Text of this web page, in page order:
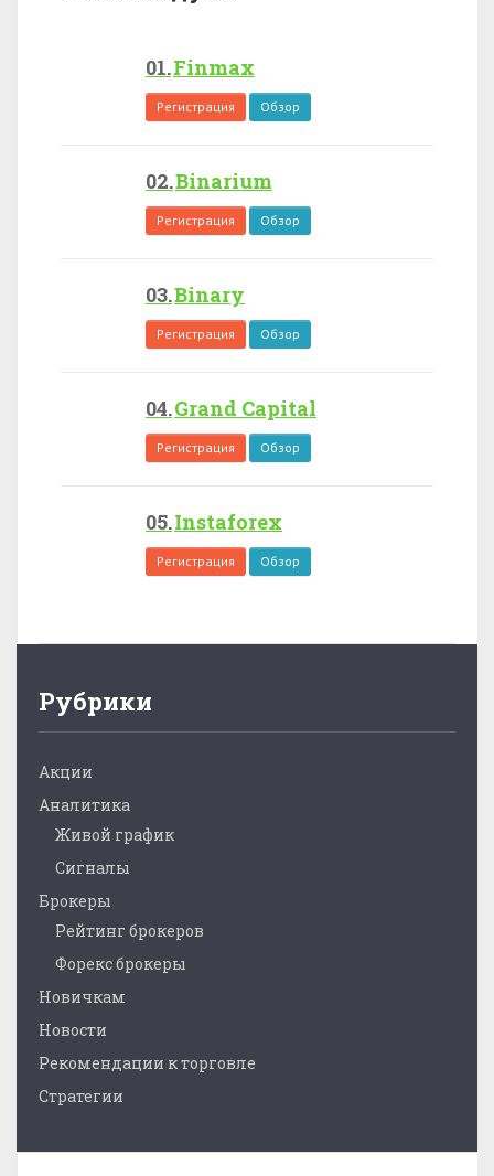
Finmax
Регистрация Обзор
Binarium
Регистрация Обзор
Binary
Регистрация Обзор
Grand Capital
Регистрация Обзор
Instaforex
Регистрация Обзор
Рубрики
Акции
Аналитика
Живой график
Сигналы
Брокеры
Рейтинг брокеров
Форекс брокеры
Новичкам
Новости
Рекомендации к торговле
Стратегии